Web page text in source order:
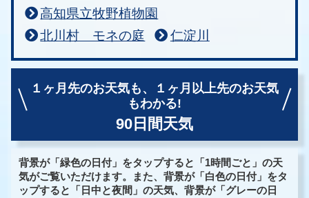
高知県立牧野植物園
北川村 モネの庭
仁淀川
１ヶ月先のお天気も、
１ヶ月以上先のお天気
もわかる!
90日間天気
背景が「緑色の日付」をタップすると「1時間ごと」の天
気がご覧いただけます。また、背景が「白色の日付」をタ
ップすると「日中と夜間」の天気、背景が「グレーの日